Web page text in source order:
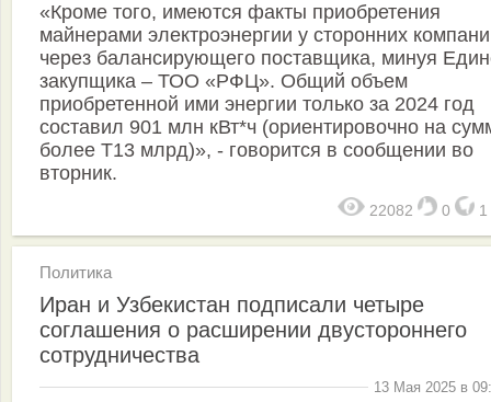
«Кроме того, имеются факты приобретения
майнерами электроэнергии у сторонних
через балансирующего поставщика, минуя
закупщика – ТОО «РФЦ». Общий объем
приобретенной ими энергии только за 2024 год
составил 901 млн кВт*ч (ориентировочно на
более Т13 млрд)», - говорится в сообщении во
вторник.
22082 0 1
Политика
Иран и Узбекистан подписали четыре
соглашения о расширении двустороннего
сотрудничества
13 Мая 2025 в